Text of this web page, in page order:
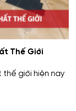
Thế Giới
giới hiện nay